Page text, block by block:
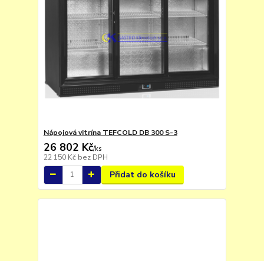
Nápojová vitrína TEFCOLD DB 300 S-3
26 802 Kč/ks
22 150 Kč bez DPH
Přidat do košíku